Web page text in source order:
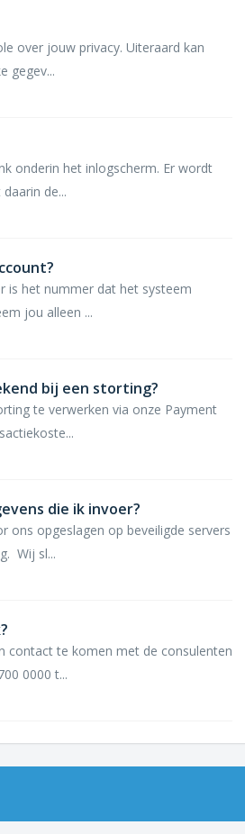
over jouw privacy. Uiteraard kan
gegev...
onderin het inlogscherm. Er wordt
de...
is het nummer dat het systeem
jou alleen ...
bij een storting?
te verwerken via onze Payment
die ik invoer?
ons opgeslagen op beveiligde servers
Wij sl...
contact te komen met de consulenten
0000 t...